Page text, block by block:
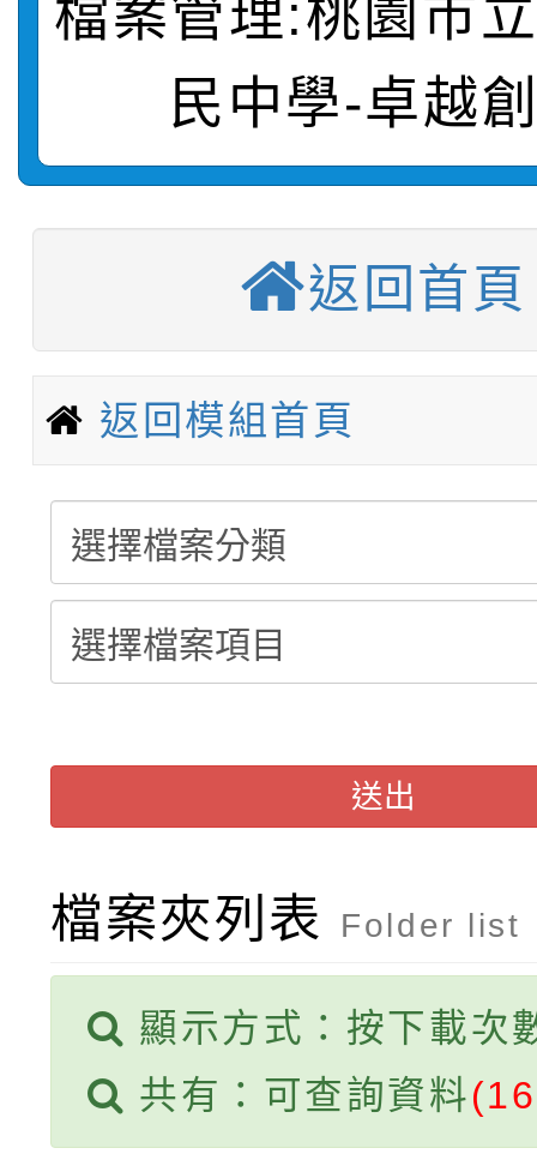
城市手牽手，綠能透明
畫影片一案
轉知：「115學年度全
劇比賽實施要點」及修
表
轉知：桃園市115年度
敬師藝文競賽』實施計
【甄選結果(第11招)】
學年度第1學期第7次代
結果(第11招)
【甄選結果(第3招)】
學年度第1學期第9次
結果(第3招)
【甄選結果(第4招)】
學年度第1學期第9次代
結果(第4招)
【甄選結果(第12招)】
學年度第1學期第7次
結果(第12招)
轉知：桃園市115學年
賽及師生本土語及新住
賽實施要點
轉知：「桃園市115學
比賽實施要點」
轉知：「115年金融知
動辦法」
轉知臺中市政府政風處
畫影片一案
轉知：「115學年度全
劇比賽實施要點」及修
表
轉知：桃園市115年度
敬師藝文競賽』實施計
【甄選結果(第11招)】
學年度第1學期第7次代
結果(第11招)
【甄選結果(第3招)】
學年度第1學期第9次代
結果(第3招)
檔案管理:桃園市
民中學-卓越
返回首頁
返回模組首頁
送出
檔案夾列表 Folder list
顯示方式：按下載次
共有：可查詢資料